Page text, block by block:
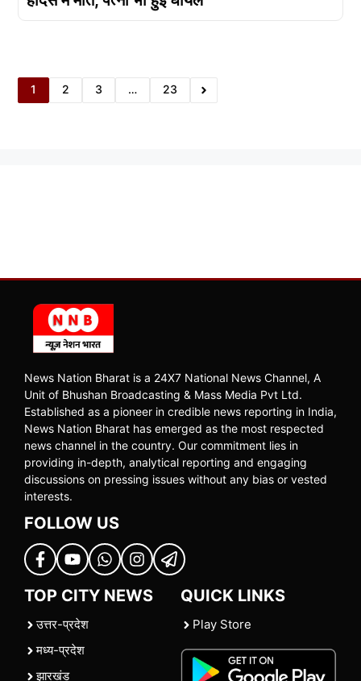
1 2 3 … 23
News Nation Bharat is a 24X7 National News Channel, A
Unit of Bhushan Broadcasting & Mass Media Pvt Ltd.
Established as a pioneer in credible news reporting in India,
News Nation Bharat has emerged as the most respected
news channel in the country. Our commitment lies in
providing in-depth, analytical reporting and engaging
discussions on pressing issues without any bias or vested
interests.
FOLLOW US
TOP CITY NEWS
उत्तर-प्रदेश
मध्य-प्रदेश
झारखंड
QUICK LINKS
Play Store